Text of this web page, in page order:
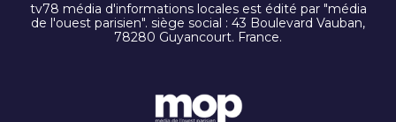
tv78 média d'informations locales est édité par "média
de l'ouest parisien". siège social : 43 Boulevard Vauban,
78280 Guyancourt. France.